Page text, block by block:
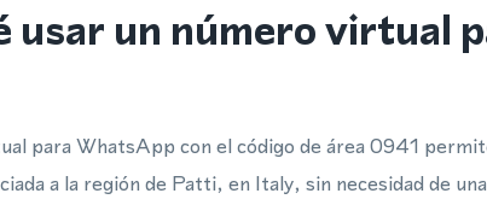
usar un número virtual
para WhatsApp con el código de área 0941
a la región de Patti, en Italy, sin necesidad de